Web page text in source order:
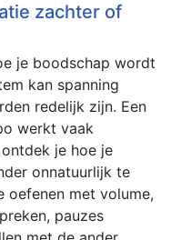
zachter of
je boodschap wordt
kan spanning
redelijk zijn. Een
werkt vaak
je hoe je
onnatuurlijk te
oefenen met volume,
pauzes